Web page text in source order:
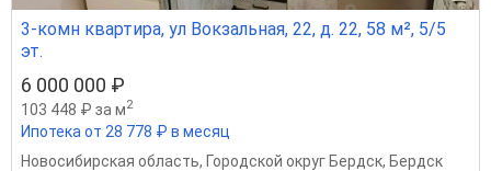
3-комн квартира, ул Вокзальная, 22, д. 22, 58 м², 5/5
эт.
6 000 000 ₽
103 448 ₽ за м2
Ипотека от 28 778 ₽ в месяц
Новосибирская область, Городской округ Бердск, Бердск